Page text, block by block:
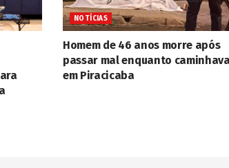
NOTÍCIAS
Homem de 46 anos morre após
passar mal enquanto caminhava
em Piracicaba